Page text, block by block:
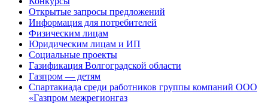
Открытые запросы предложений
Информация для потребителей
Физическим лицам
Юридическим лицам и ИП
Социальные проекты
Газификация Волгоградской области
Газпром — детям
Спартакиада среди работников группы компаний ООО
«Газпром межрегионгаз